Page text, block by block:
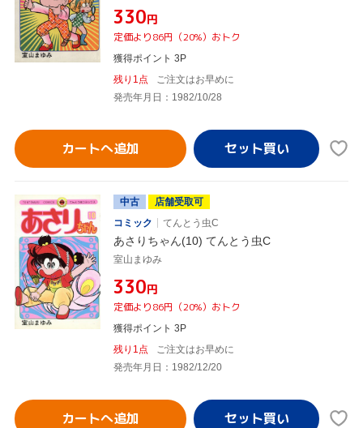
¥330円
定価より86円（20%）おトク
獲得ポイント 3P
残り1点
ご注文はお早めに
発売年月日：1982/10/28
カートへ追加
中古
店舗受取可
コミック
てんとう虫C
あさりちゃん(10) てんとう虫C
室山まゆみ
¥330円
定価より86円（20%）おトク
獲得ポイント 3P
残り1点
ご注文はお早めに
発売年月日：1982/12/20
カートへ追加